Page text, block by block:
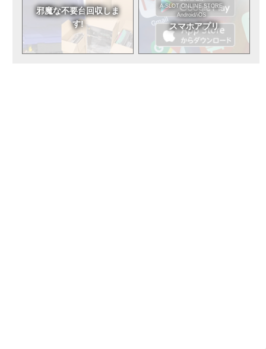
邪魔な不要台回収しま
す!
A-SLOT ONLINE STORE
Android/iOS
スマホアプリ